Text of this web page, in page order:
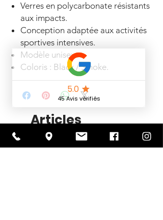
Verres en polycarbonate résistants
aux impacts.
Conception adaptée aux activités
sportives intensives.
Modèle unisexe.
Coloris : Black / Smoke.
Articles
similaires